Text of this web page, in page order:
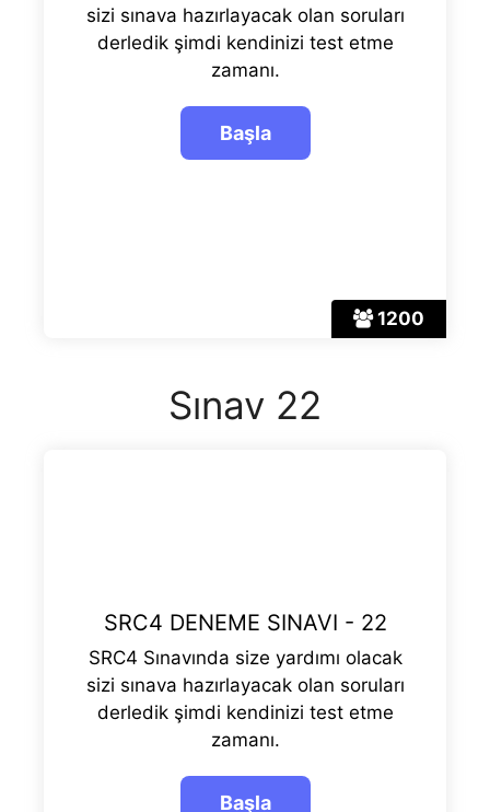
1200
sizi sınava hazırlayacak olan soruları
derledik şimdi kendinizi test etme
zamanı.
Sınav 22
SRC4 DENEME SINAVI - 22
SRC4 Sınavında size yardımı olacak
sizi sınava hazırlayacak olan soruları
derledik şimdi kendinizi test etme
zamanı.